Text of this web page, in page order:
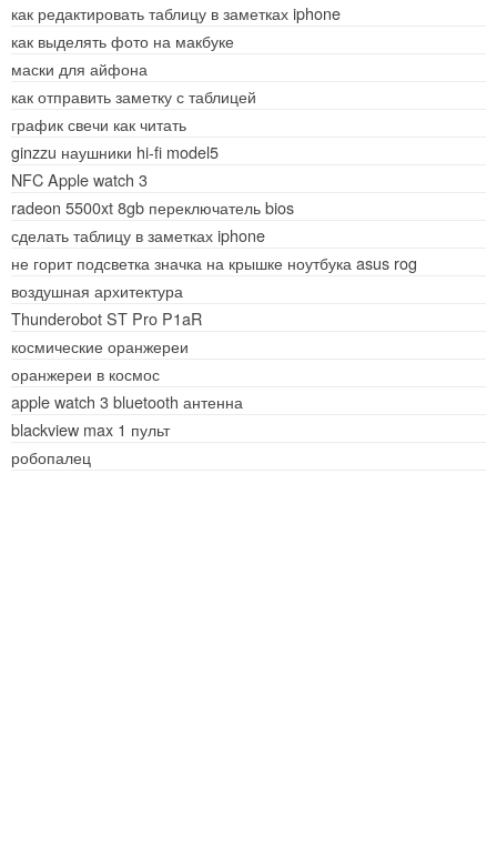
как редактировать таблицу в заметках iphone
как выделять фото на макбуке
маски для айфона
как отправить заметку с таблицей
график свечи как читать
ginzzu наушники hi-fi model5
NFC Apple watch 3
radeon 5500xt 8gb переключатель bios
сделать таблицу в заметках iphone
не горит подсветка значка на крышке ноутбука asus rog
воздушная архитектура
Thunderobot ST Pro P1aR
космические оранжереи
оранжереи в космос
apple watch 3 bluetooth антенна
blackview max 1 пульт
робопалец